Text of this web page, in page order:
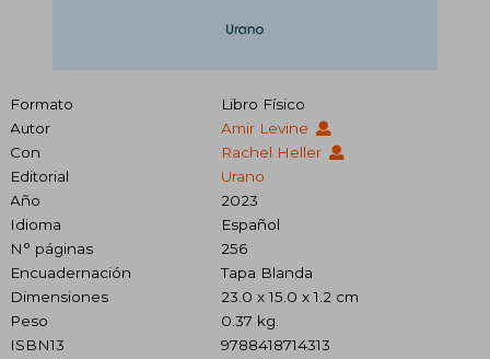
Formato
Libro Físico
Autor
Amir Levine
Con
Rachel Heller
Editorial
Urano
Año
2023
Idioma
Español
N° páginas
256
Encuadernación
Tapa Blanda
Dimensiones
23.0 x 15.0 x 1.2 cm
Peso
0.37 kg.
ISBN13
9788418714313